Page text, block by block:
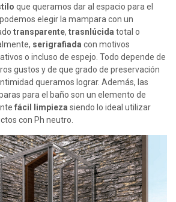
que queramos dar al espacio para el
elegir la mampara con un
transparente, trasnlúcida total o
serigrafiada con motivos
o incluso de espejo. Todo depende de
gustos y de que grado de preservación
queramos lograr. Además, las
para el baño son un elemento de
fácil limpieza siendo lo ideal utilizar
con Ph neutro.